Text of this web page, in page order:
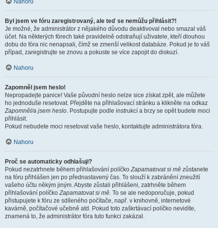
Nahoru
Byl jsem ve fóru zaregistrovaný, ale teď se nemůžu přihlásit?!
Je možné, že administrátor z nějakého důvodu deaktivoval nebo smazal váš
účet. Na některých fórech také pravidelně odstraňují uživatele, kteří dlouhou
dobu do fóra nic nenapsali, čímž se zmenší velikost databáze. Pokud je to váš
případ, zaregistrujte se znovu a pokuste se více zapojit do diskuzí.
Nahoru
Zapomněl jsem heslo!
Nepropadejte panice! Vaše původní heslo nelze sice získat zpět, ale můžete
ho jednoduše resetovat. Přejděte na přihlašovací stránku a klikněte na odkaz
Zapomněl/a jsem heslo. Postupujte podle instrukcí a brzy se opět budete moci
přihlásit.
Pokud nebudete moci resetovat vaše heslo, kontaktujte administrátora fóra.
Nahoru
Proč se automaticky odhlašuji?
Pokud nezatrhnete během přihlašování políčkoZapamatovat si mě zůstanete
na fóru přihlášen jen po přednastavený čas. To slouží k zabránění zneužití
vašeho účtu někým jiným. Abyste zůstali přihlášeni, zatrhněte během
přihlašování políčkoZapamatovat si mě. To se ale nedoporučuje, pokud
přistupujete k fóru ze sdíleného počítače, např. v knihovně, internetové
kavárně, počítačové učebně atd. Pokud toto zaškrtávací políčko nevidíte,
znamená to, že administrátor fóra tuto funkci zakázal.